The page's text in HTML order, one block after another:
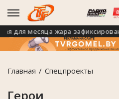
месяца жара зафиксирована 6
Главная Спецпроекты
Герои